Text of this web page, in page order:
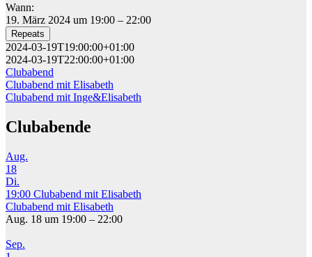
Wann:
19. März 2024 um 19:00 – 22:00
Repeats
2024-03-19T19:00:00+01:00
2024-03-19T22:00:00+01:00
Clubabend
Beitragsnavigation
Clubabend mit Elisabeth
Clubabend mit Inge&Elisabeth
Clubabende
Aug.
18
Di.
19:00 Clubabend mit Elisabeth
Clubabend mit Elisabeth
Aug. 18 um 19:00 – 22:00
Sep.